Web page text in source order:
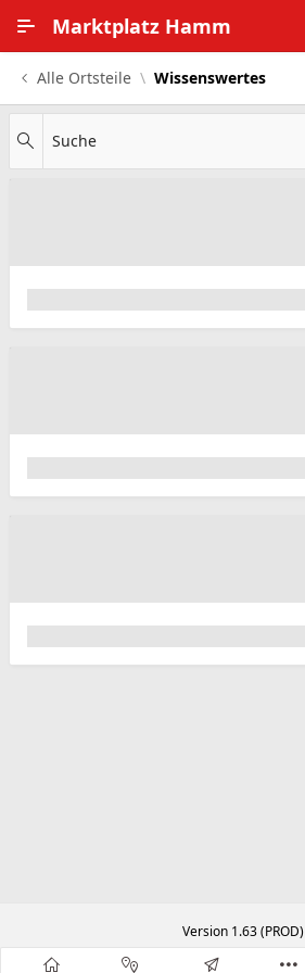
Marktplatz Hamm
Alle Ortsteile
Impressum
Alle Ortsteile Wissenswertes
Suche
Version 1.63 (PROD)